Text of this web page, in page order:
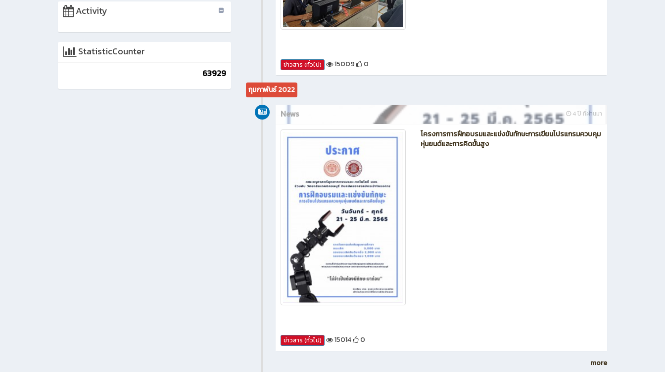
Activity
StatisticCounter
63929
ข่าวสาร (ทั่วไป) 15009 0
กุมภาพันธ์ 2022
4 ปี ที่ผ่านมา
News
โครงการการฝึกอบรมและแข่งขันทักษะการเขียนโปรแกรมควบคุม
หุ่นยนต์และการคิดขั้นสูง
ข่าวสาร (ทั่วไป) 15014 0
more